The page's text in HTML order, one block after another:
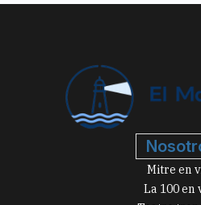
Mitre en
La 100 en